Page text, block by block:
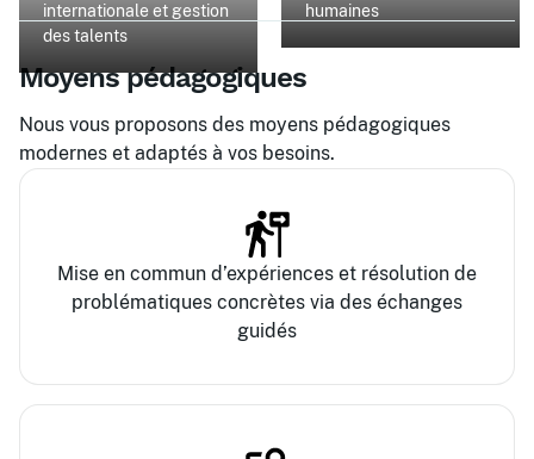
internationale et gestion
des talents
humaines
Moyens pédagogiques
Nous vous proposons des moyens pédagogiques
modernes et adaptés à vos besoins.
Mise en commun d’expériences et résolution de
problématiques concrètes via des échanges
guidés